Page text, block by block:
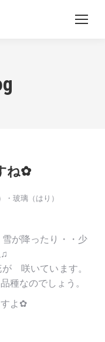
ね✿
・玻璃（はり）
が降ったり・・少
咲いています。
なのでしょう。
すよ✿